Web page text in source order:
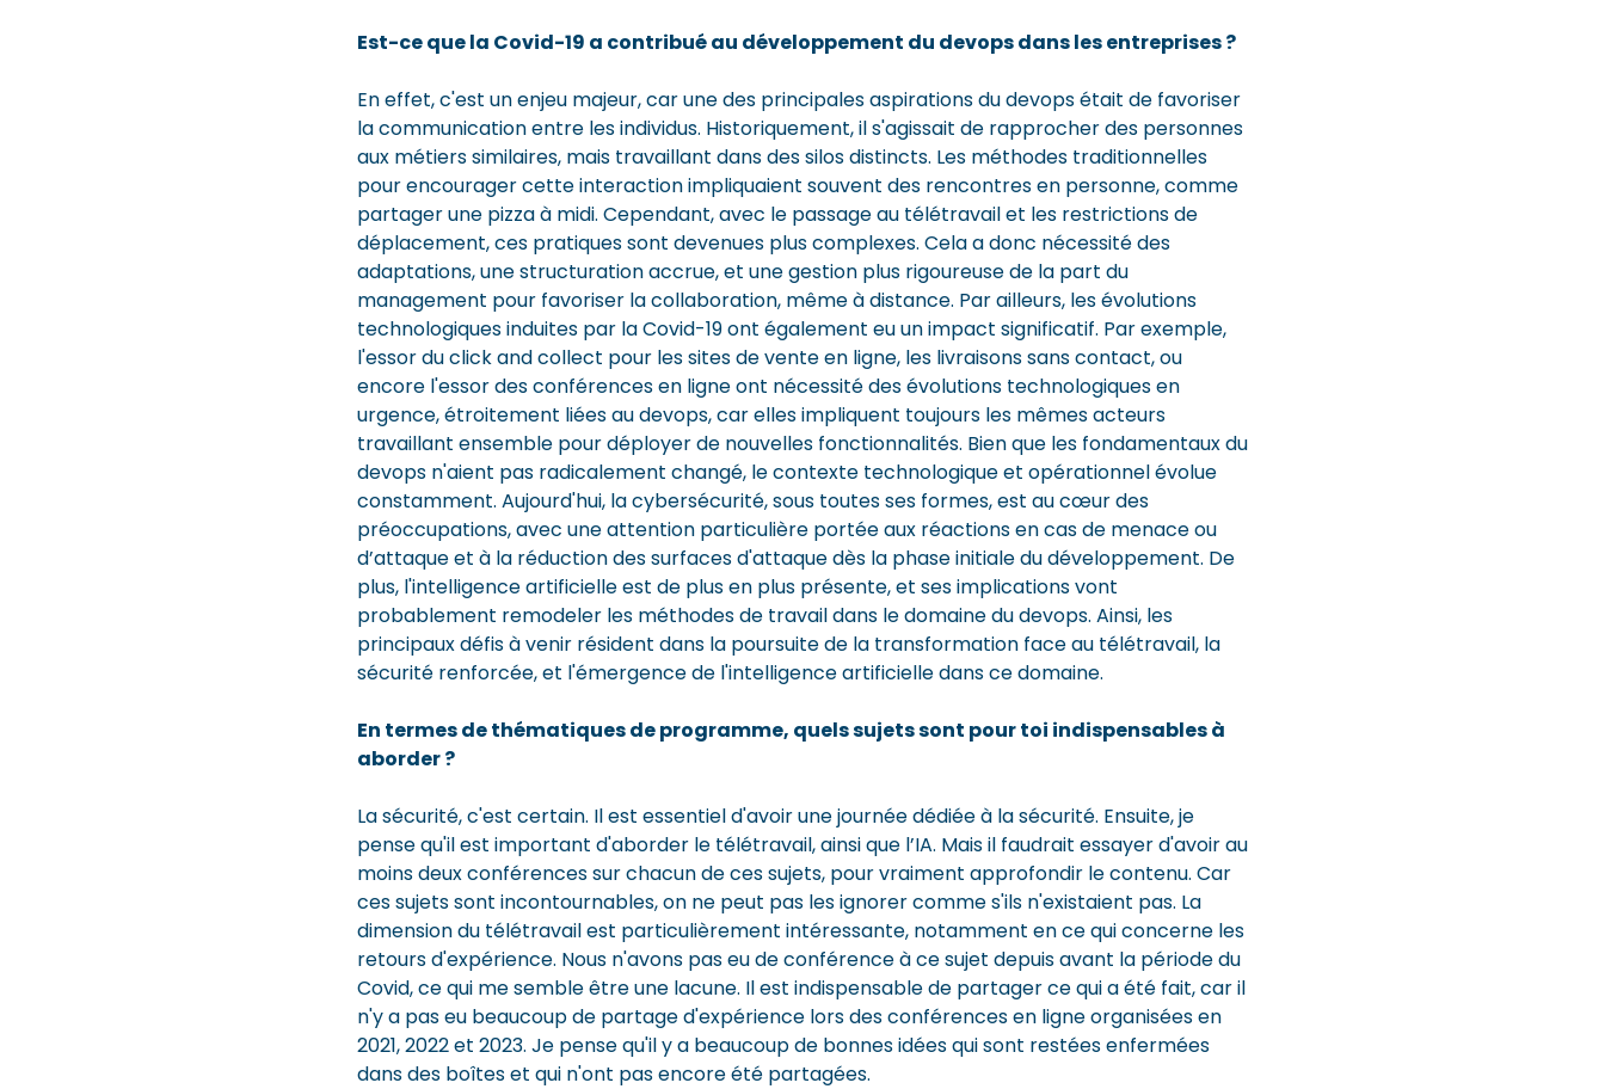
Est-ce que la Covid-19 a contribué au développement du devops dans les entreprises ?
En effet, c'est un enjeu majeur, car une des principales aspirations du devops était de favoriser
la communication entre les individus. Historiquement, il s'agissait de rapprocher des personnes
aux métiers similaires, mais travaillant dans des silos distincts. Les méthodes traditionnelles
pour encourager cette interaction impliquaient souvent des rencontres en personne, comme
partager une pizza à midi. Cependant, avec le passage au télétravail et les restrictions de
déplacement, ces pratiques sont devenues plus complexes. Cela a donc nécessité des
adaptations, une structuration accrue, et une gestion plus rigoureuse de la part du
management pour favoriser la collaboration, même à distance. Par ailleurs, les évolutions
technologiques induites par la Covid-19 ont également eu un impact significatif. Par exemple,
l'essor du click and collect pour les sites de vente en ligne, les livraisons sans contact, ou
encore l'essor des conférences en ligne ont nécessité des évolutions technologiques en
urgence, étroitement liées au devops, car elles impliquent toujours les mêmes acteurs
travaillant ensemble pour déployer de nouvelles fonctionnalités. Bien que les fondamentaux du
devops n'aient pas radicalement changé, le contexte technologique et opérationnel évolue
constamment. Aujourd'hui, la cybersécurité, sous toutes ses formes, est au cœur des
préoccupations, avec une attention particulière portée aux réactions en cas de menace ou
d’attaque et à la réduction des surfaces d'attaque dès la phase initiale du développement. De
plus, l'intelligence artificielle est de plus en plus présente, et ses implications vont
probablement remodeler les méthodes de travail dans le domaine du devops. Ainsi, les
principaux défis à venir résident dans la poursuite de la transformation face au télétravail, la
sécurité renforcée, et l'émergence de l'intelligence artificielle dans ce domaine.
En termes de thématiques de programme, quels sujets sont pour toi indispensables à
aborder ?
La sécurité, c'est certain. Il est essentiel d'avoir une journée dédiée à la sécurité. Ensuite, je
pense qu'il est important d'aborder le télétravail, ainsi que l’IA. Mais il faudrait essayer d'avoir au
moins deux conférences sur chacun de ces sujets, pour vraiment approfondir le contenu. Car
ces sujets sont incontournables, on ne peut pas les ignorer comme s'ils n'existaient pas. La
dimension du télétravail est particulièrement intéressante, notamment en ce qui concerne les
retours d'expérience. Nous n'avons pas eu de conférence à ce sujet depuis avant la période du
Covid, ce qui me semble être une lacune. Il est indispensable de partager ce qui a été fait, car il
n'y a pas eu beaucoup de partage d'expérience lors des conférences en ligne organisées en
2021, 2022 et 2023. Je pense qu'il y a beaucoup de bonnes idées qui sont restées enfermées
dans des boîtes et qui n'ont pas encore été partagées.